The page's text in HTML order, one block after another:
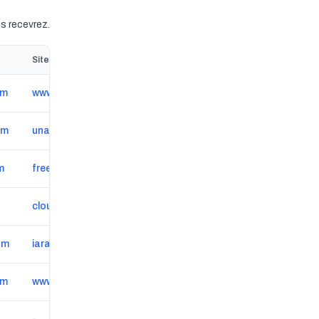
recevrez.
Site web
www.mademoiselle-nails.com
unacotedazur.com
freepersephone.com
cloudsofbeauty.kalendes.com
iarabeauty.com/pro/goldenbeauty
www.spaetoile.com